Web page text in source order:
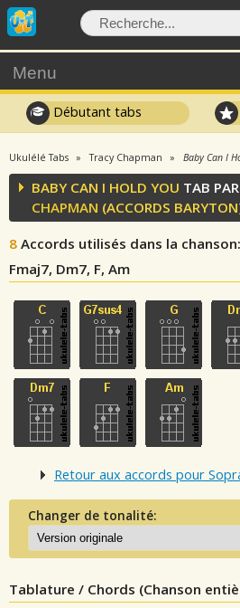
Menu
Débutant tabs
Ukulélé Tabs Tracy Chapman Baby Can I
BABY CAN I HOLD YOU TAB PAR
CHAPMAN (ACCORDS
8 Accords utilisés dans la chanson
Fmaj7, Dm7, F, Am
Retour aux accords pour
Changer de tonalité:
Tablature / Chords (Chanson